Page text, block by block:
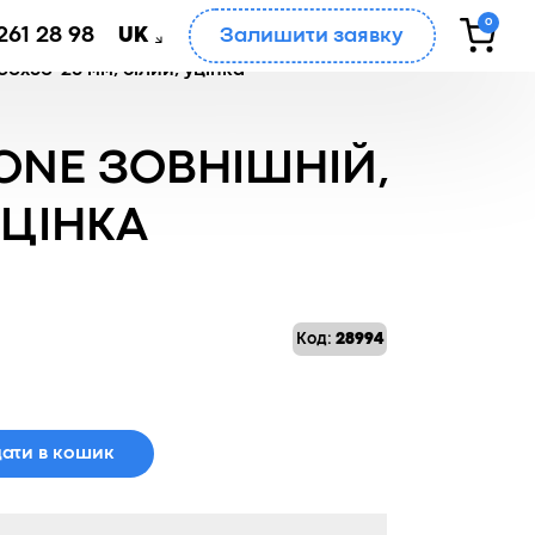
28 98 UK Залишити заявку
0
25 мм, білий, уцінка
ЗОВНІШНІЙ,
Код:28994
в кошик